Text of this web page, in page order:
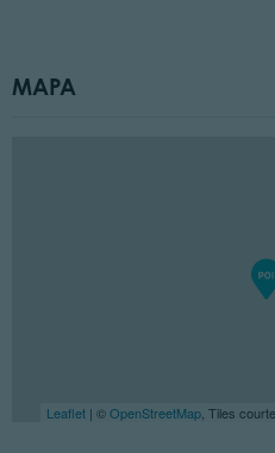
MAPA
Leaflet | ©OpenStreetMap , Tiles